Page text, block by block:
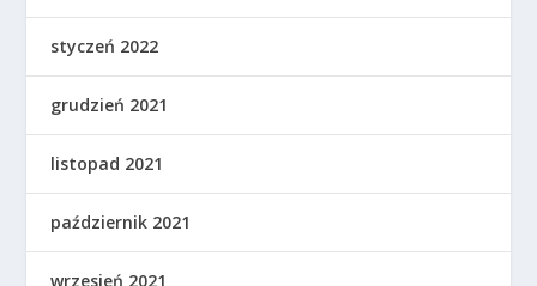
styczeń 2022
grudzień 2021
listopad 2021
październik 2021
wrzesień 2021